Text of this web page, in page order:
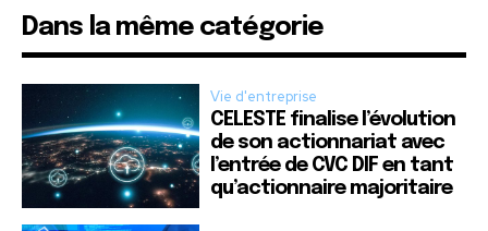
Dans la même catégorie
Vie d'entreprise
CELESTE finalise l’évolution
de son actionnariat avec
l’entrée de CVC DIF en tant
qu’actionnaire majoritaire